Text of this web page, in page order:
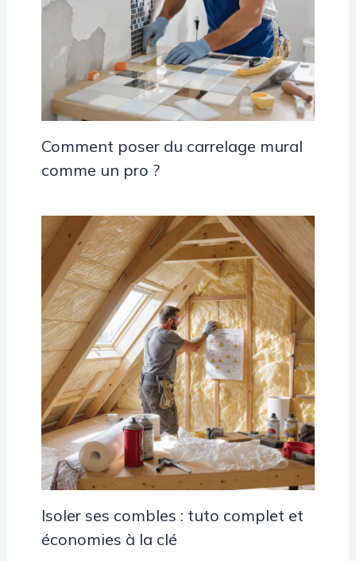
Comment poser du carrelage mural
comme un pro ?
Isoler ses combles : tuto complet et
économies à la clé